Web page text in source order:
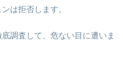
は拒否します。
調査して、危ない目に遭いま